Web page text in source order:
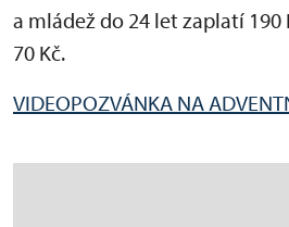
a mládež do 24 let zaplatí 190
70 Kč.
VIDEOPOZVÁNKA NA